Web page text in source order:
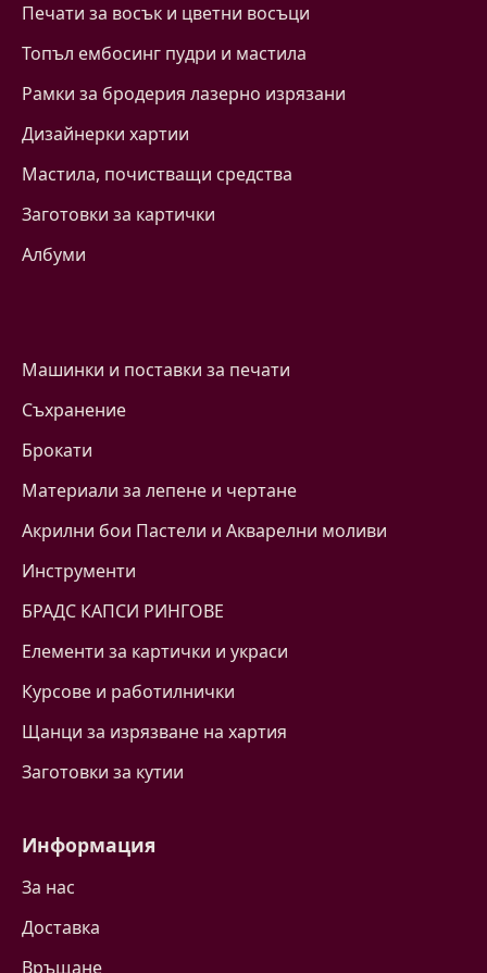
Печати за восък и цветни восъци
Топъл ембосинг пудри и мастила
Рамки за бродерия лазерно изрязани
Дизайнерки хартии
Mастила, почистващи средства
Заготовки за картички
Албуми
Машинки и поставки за печати
Съхранение
Брокати
Материали за лепене и чертане
Акрилни бои Пастели и Акварелни моливи
Инструменти
БРАДС КАПСИ РИНГОВЕ
Eлементи за картички и украси
Курсове и работилнички
Щанци за изрязване на хартия
Заготовки за кутии
Информация
За нас
Доставка
Връщане